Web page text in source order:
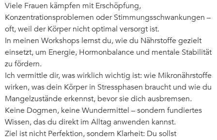
Viele Frauen kämpfen mit Erschöpfung,
Konzentrationsproblemen oder Stimmungsschwankungen –
oft, weil der Körper nicht optimal versorgt ist.
In meinen Workshops lernst du, wie du Nährstoffe gezielt
einsetzt, um Energie, Hormonbalance und mentale Stabilität
zu fördern.
Ich vermittle dir, was wirklich wichtig ist: wie Mikronährstoffe
wirken, was dein Körper in Stressphasen braucht und wie du
Mangelzustände erkennst, bevor sie dich ausbremsen.
Keine Dogmen, keine Wundermittel – sondern fundiertes
Wissen, das du direkt im Alltag anwenden kannst.
Ziel ist nicht Perfektion, sondern Klarheit: Du sollst